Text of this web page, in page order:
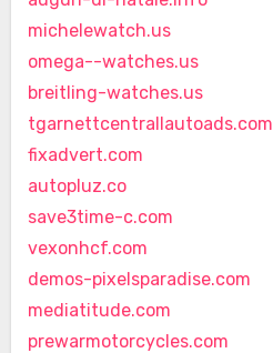
michelewatch.us
omega--watches.us
breitling-watches.us
tgarnettcentrallautoads.com
fixadvert.com
autopluz.co
save3time-c.com
vexonhcf.com
demos-pixelsparadise.com
mediatitude.com
prewarmotorcycles.com